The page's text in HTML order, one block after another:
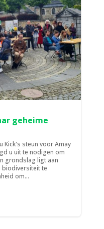
geheime
Kick's steun voor Amay
u uit te nodigen om
grondslag ligt aan
biodiversiteit te
om...